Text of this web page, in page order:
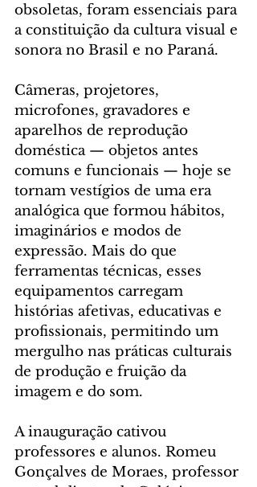
obsoletas, foram essenciais para
a constituição da cultura visual e
sonora no Brasil e no Paraná.
Câmeras, projetores,
microfones, gravadores e
aparelhos de reprodução
doméstica — objetos antes
comuns e funcionais — hoje se
tornam vestígios de uma era
analógica que formou hábitos,
imaginários e modos de
expressão. Mais do que
ferramentas técnicas, esses
equipamentos carregam
histórias afetivas, educativas e
profissionais, permitindo um
mergulho nas práticas culturais
de produção e fruição da
imagem e do som.
A inauguração cativou
professores e alunos. Romeu
Gonçalves de Moraes, professor